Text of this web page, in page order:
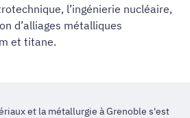
l’ingénierie nucléaire,
d’alliages métalliques
et titane.
et la métallurgie à Grenoble s'est